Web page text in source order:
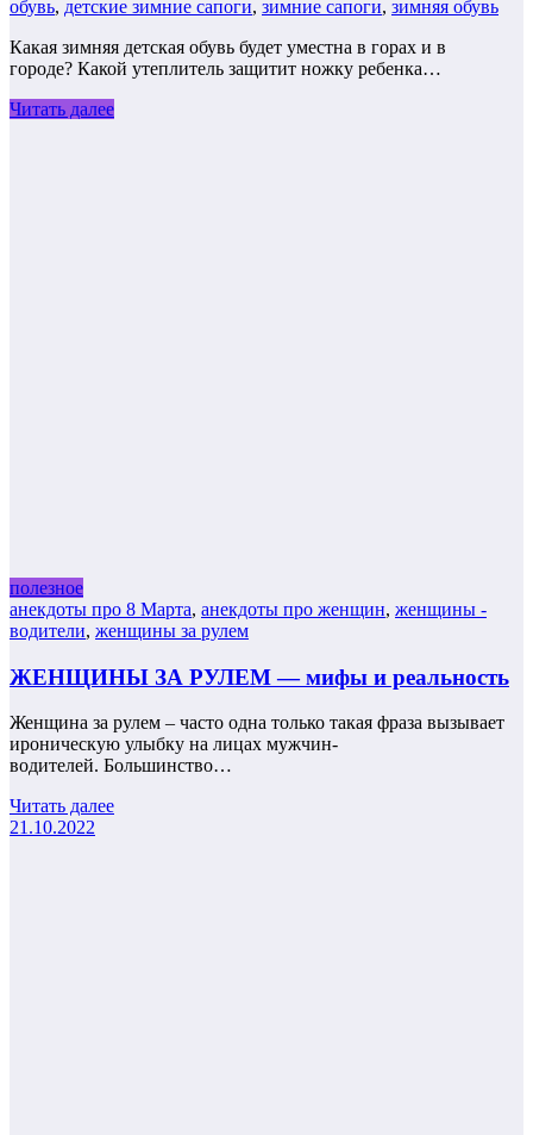
обувь, детские зимние сапоги, зимние сапоги, зимняя обувь
Какая зимняя детская обувь будет уместна в горах и в
городе? Какой утеплитель защитит ножку ребенка…
Читать далее
полезное
анекдоты про 8 Марта, анекдоты про женщин, женщины -
водители, женщины за рулем
ЖЕНЩИНЫ ЗА РУЛЕМ — мифы и реальность
Женщина за рулем – часто одна только такая фраза вызывает
ироническую улыбку на лицах мужчин-
водителей. Большинство…
Читать далее
21.10.2022